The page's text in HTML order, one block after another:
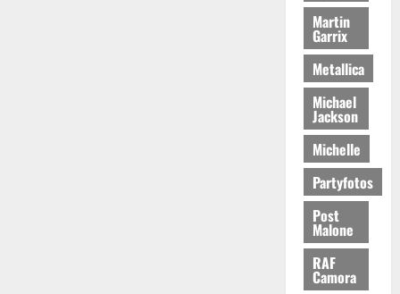
Martin
Garrix
Metallica
Michael
Jackson
Michelle
Partyfotos
Post
Malone
RAF
Camora